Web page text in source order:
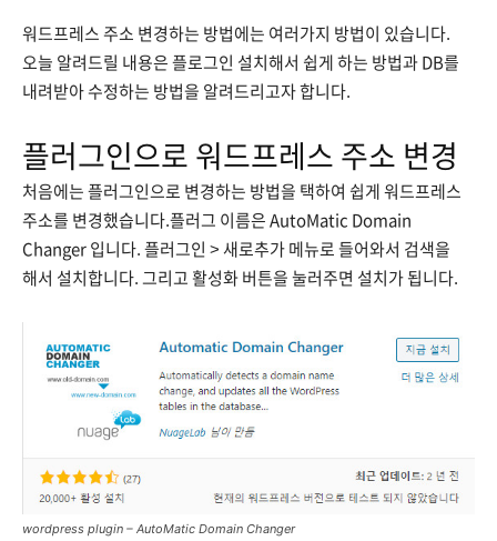
워드프레스 주소 변경하는 방법에는 여러가지 방법이 있습니다.
오늘 알려드릴 내용은 플로그인 설치해서 쉽게 하는 방법과 DB를
내려받아 수정하는 방법을 알려드리고자 합니다.
플러그인으로 워드프레스 주소 변경
처음에는 플러그인으로 변경하는 방법을 택하여 쉽게 워드프레스
주소를 변경했습니다.플러그 이름은 AutoMatic Domain
Changer 입니다. 플러그인 > 새로추가 메뉴로 들어와서 검색을
해서 설치합니다. 그리고 활성화 버튼을 눌러주면 설치가 됩니다.
wordpress plugin – AutoMatic Domain Changer